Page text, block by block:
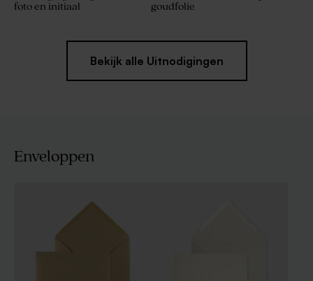
foto en initiaal
goudfolie
Bekijk alle Uitnodigingen
Enveloppen